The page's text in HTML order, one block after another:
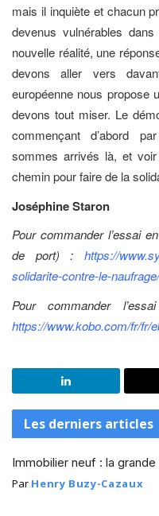
mais il inquiète et chacun
devenus vulnérables
nouvelle réalité, une
devons aller vers
européenne nous propose
devons tout miser. Le
commençant d’abord
sommes arrivés là, et
chemin pour faire de la
Joséphine Staron
Pour commander l’essai
de port) : https://
solidarite-contre-le-naufrage/
Pour commander
https://www.kobo.com/fr/fr/
Les derniers articles
Immobilier neuf : la
Par Henry Buzy-Cazaux